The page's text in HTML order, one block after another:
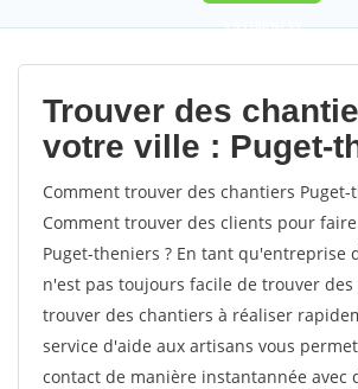
9,5(100%)55
votes
Trouver des
votre ville : Puget-
Comment trouver des chantiers Puget-
Comment trouver des clients pour
Puget-theniers ? En tant qu'entreprise
n'est pas toujours facile de trouver
trouver des chantiers à réaliser
service d'aide aux artisans vous
contact de manière instantannée avec